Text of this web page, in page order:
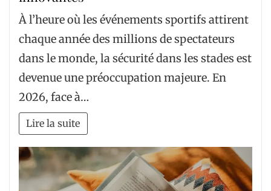
À l’heure où les événements sportifs attirent
chaque année des millions de spectateurs
dans le monde, la sécurité dans les stades est
devenue une préoccupation majeure. En
2026, face à…
Lire la suite